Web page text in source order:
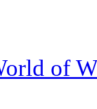
of